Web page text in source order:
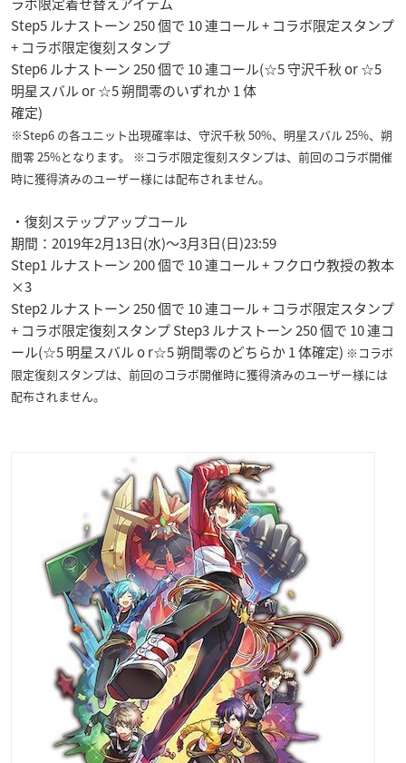
Step5 ルナストーン 250 個で 10 連コール + コラボ限定スタンプ
+ コラボ限定復刻スタンプ
Step6 ルナストーン 250 個で 10 連コール(☆5 守沢千秋 or ☆5
明星スバル or ☆5 朔間零のいずれか 1 体
確定)
※Step6 の各ユニット出現確率は、守沢千秋 50%、明星スバル 25%、朔
間零 25%となります。 ※コラボ限定復刻スタンプは、前回のコラボ開催
時に獲得済みのユーザー様には配布されません。
・復刻ステップアップコール
期間：2019年2月13日(水)〜3月3日(日)23:59
Step1 ルナストーン 200 個で 10 連コール + フクロウ教授の教本
×3
Step2 ルナストーン 250 個で 10 連コール + コラボ限定スタンプ
+ コラボ限定復刻スタンプ Step3 ルナストーン 250 個で 10 連コ
ール(☆5 明星スバル o r☆5 朔間零のどちらか 1 体確定) ※コラボ
限定復刻スタンプは、前回のコラボ開催時に獲得済みのユーザー様には
配布されません。